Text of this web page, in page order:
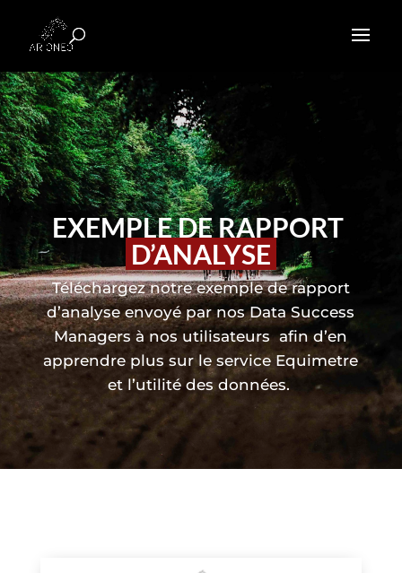
EXEMPLE DE RAPPORT
D’ANALYSE
Téléchargez notre exemple de rapport
d’analyse envoyé par nos Data Success
Managers à nos utilisateurs afin d’en
apprendre plus sur le service Equimetre
et l’utilité des données.